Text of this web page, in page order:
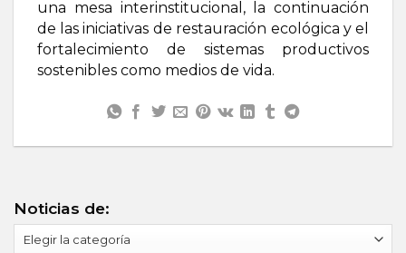
una mesa interinstitucional, la continuación
de las iniciativas de restauración ecológica y el
fortalecimiento de sistemas productivos
sostenibles como medios de vida.
Noticias de:
de: